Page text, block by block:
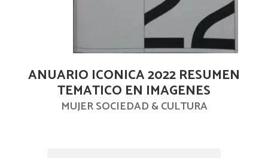
ANUARIO ICONICA 2022 RESUMEN
TEMATICO EN IMAGENES
MUJER SOCIEDAD & CULTURA